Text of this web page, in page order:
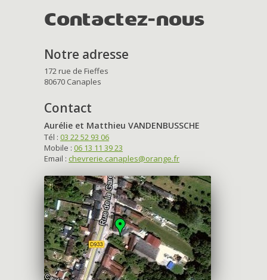
Contactez-nous
Notre adresse
172 rue de Fieffes
80670 Canaples
Contact
Aurélie et Matthieu VANDENBUSSCHE
Tél : 03 22 52 93 06
Mobile : 06 13 11 39 23
Email : chevrerie.canaples@orange.fr